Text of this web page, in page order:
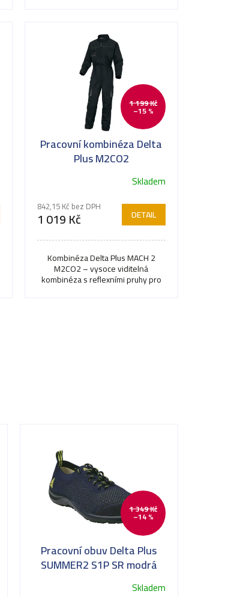
1 199 Kč
–15 %
Pracovní kombinéza Delta
Plus M2CO2
Skladem
842,15 Kč bez DPH
1 019 Kč DETAIL
Kombinéza Delta Plus MACH 2
M2CO2 – vysoce viditelná
kombinéza s reflexními pruhy pro
1 349 Kč
–14 %
Pracovní obuv Delta Plus
SUMMER2 S1P SR modrá
Lehké pracovní botySkladem